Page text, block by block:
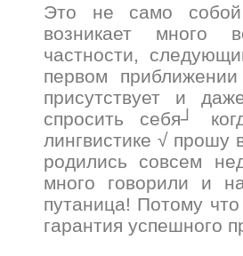
Это не само
возникает много
частности,
первом
присутствует и
спросить себя┘
лингвистике √ прошу
родились совсем
много говорили и
путаница! Потому
гарантия успешного